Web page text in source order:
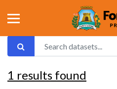
1 results found